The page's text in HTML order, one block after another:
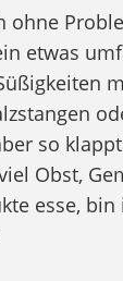
ohne
etwas
so
Obst,
esse, bin